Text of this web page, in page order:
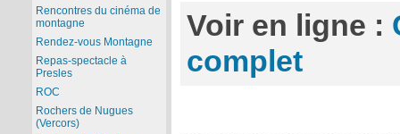
Voir en ligne :
complet
Rencontres du cinéma de
montagne
Rendez-vous Montagne
Repas-spectacle à
Presles
ROC
Rochers de Nugues
(Vercors)